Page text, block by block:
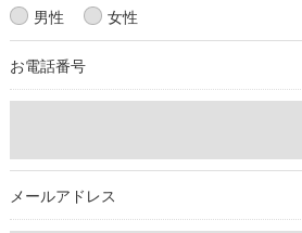
＜個人情報を与えなかった場合に生じる
必要な情報を頂けない場合は、それに
をご提供できない場合がございますので
続を定めさせて頂いております。
ご本人である事を確認のうえ、対応させ
個人情報の開示･訂正･削除・利用停止
男性 女性
お電話番号
メールアドレス